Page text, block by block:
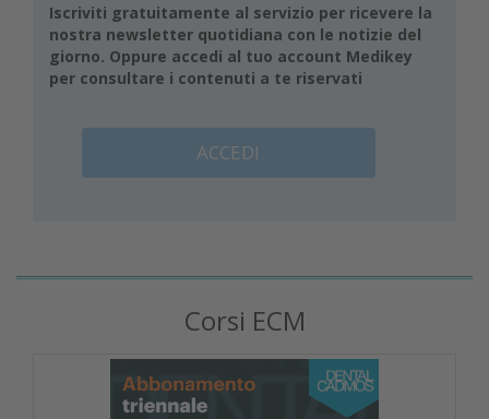
Iscriviti gratuitamente al servizio per ricevere la
nostra newsletter quotidiana con le notizie del
giorno. Oppure accedi al tuo account Medikey
per consultare i contenuti a te riservati
ACCEDI
Corsi ECM